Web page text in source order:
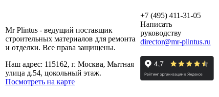
Mr Plintus - ведущий поставщик
строительных материалов для ремонта
и отделки. Все права защищены.
Наш адрес: 115162, г. Москва, Мытная
улица д.54, цокольный этаж.
Посмотреть на карте
+7 (495) 411-31-05
Написать
руководству
director@mr-plintus.ru